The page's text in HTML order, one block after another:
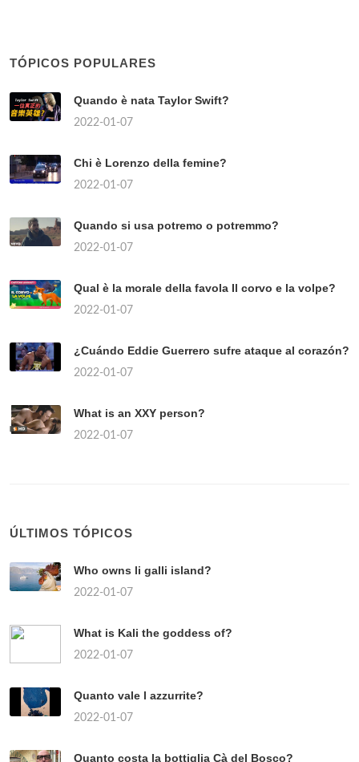
TÓPICOS POPULARES
Quando è nata Taylor Swift?
2022-01-07
Chi è Lorenzo della femine?
2022-01-07
Quando si usa potremo o potremmo?
2022-01-07
Qual è la morale della favola Il corvo e la volpe?
2022-01-07
¿Cuándo Eddie Guerrero sufre ataque al corazón?
2022-01-07
What is an XXY person?
2022-01-07
ÚLTIMOS TÓPICOS
Who owns li galli island?
2022-01-07
What is Kali the goddess of?
2022-01-07
Quanto vale l azzurrite?
2022-01-07
Quanto costa la bottiglia Cà del Bosco?